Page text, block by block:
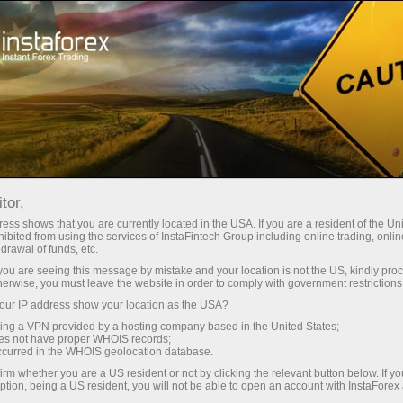
Para principiantes Cómo es Forex?
Cómo es Forex?
La palabra Forex es una combinación formada
por la combinación de las partes iniciales de las
dos palabras en inglés: foreign (extranjero) y
exchange (cambio). La traducción palabra por
palabra de esta frase significa cambio de
moneda extranjera. La práctica de cambiar una
shows that you are currently located in the USA. If you are a resident of the
from using the services of InstaFintech Group including online trading,
of funds, etc.
are seeing this message by mistake and your location is not the US, kindly
you must leave the website in order to comply with government
IP address show your location as the USA?
a VPN provided by a hosting company based in the United States;
not have proper WHOIS records;
in the WHOIS geolocation database.
whether you are a US resident or not by clicking the relevant button below. If
being a US resident, you will not be able to open an account with InstaForex